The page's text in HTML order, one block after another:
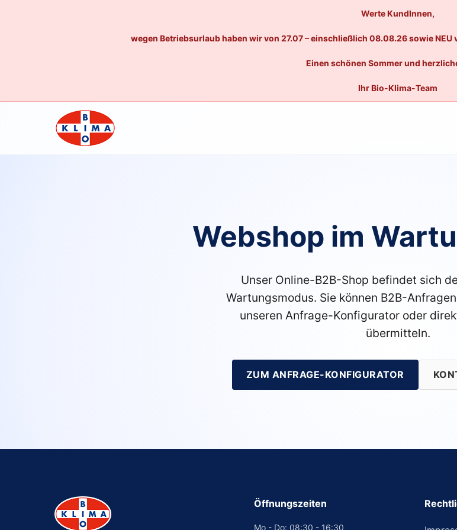
Werte KundInnen,
wegen Betriebsurlaub haben wir von 27.07 – einschließlich 08.08.26 sowie
Einen schönen Sommer und
Ihr Bio-Klima-Team
Webshop im
Unser Online-B2B-Shop befindet sich
Wartungsmodus. Sie können B2B-
unseren Anfrage-Konfigurator oder
übermitteln.
ZUM ANFRAGE-KONFIGURATOR
Öffnungszeiten
Mo - Do: 08:30 - 16:30